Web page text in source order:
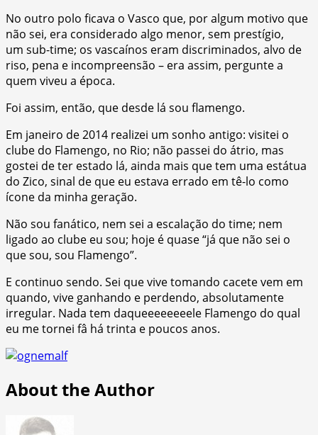
No outro polo ficava o Vasco que, por algum motivo que
não sei, era considerado algo menor, sem prestígio,
um sub-time; os vascaínos eram discriminados, alvo de
riso, pena e incompreensão – era assim, pergunte a
quem viveu a época.
Foi assim, então, que desde lá sou flamengo.
Em janeiro de 2014 realizei um sonho antigo: visitei o
clube do Flamengo, no Rio; não passei do átrio, mas
gostei de ter estado lá, ainda mais que tem uma estátua
do Zico, sinal de que eu estava errado em tê-lo como
ícone da minha geração.
Não sou fanático, nem sei a escalação do time; nem
ligado ao clube eu sou; hoje é quase “já que não sei o
que sou, sou Flamengo”.
E continuo sendo. Sei que vive tomando cacete vem em
quando, vive ganhando e perdendo, absolutamente
irregular. Nada tem daqueeeeeeeele Flamengo do qual
eu me tornei fâ há trinta e poucos anos.
About the Author